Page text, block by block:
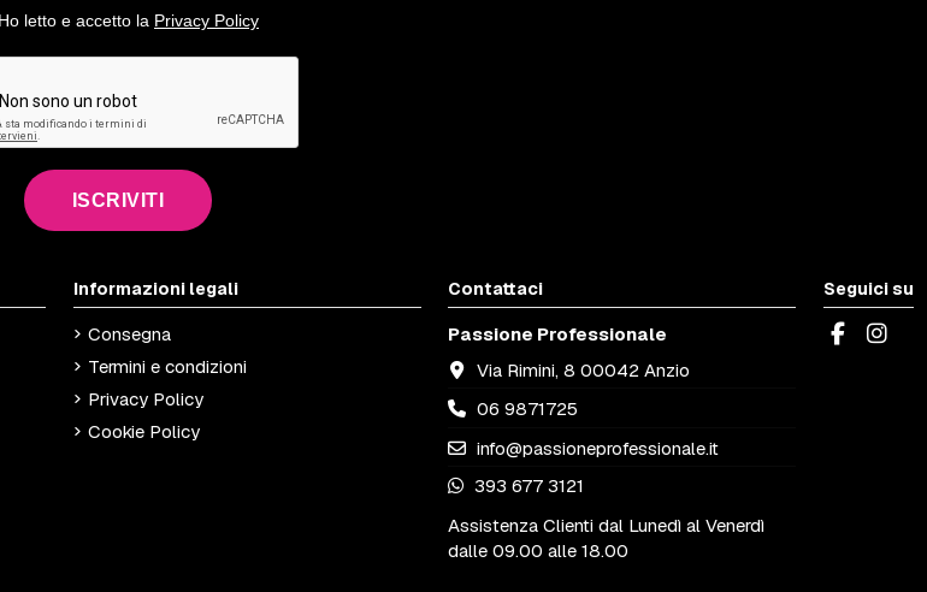
Ho letto e accetto la Privacy Policy
ISCRIVITI
Informazioni legali
Consegna
Termini e condizioni
Privacy Policy
Cookie Policy
Contattaci
Passione Professionale
Via Rimini, 8 00042 Anzio
06 9871725
info@passioneprofessionale.it
393 677 3121
Assistenza Clienti dal Lunedì al Venerdì
dalle 09.00 alle 18.00
Seguici su